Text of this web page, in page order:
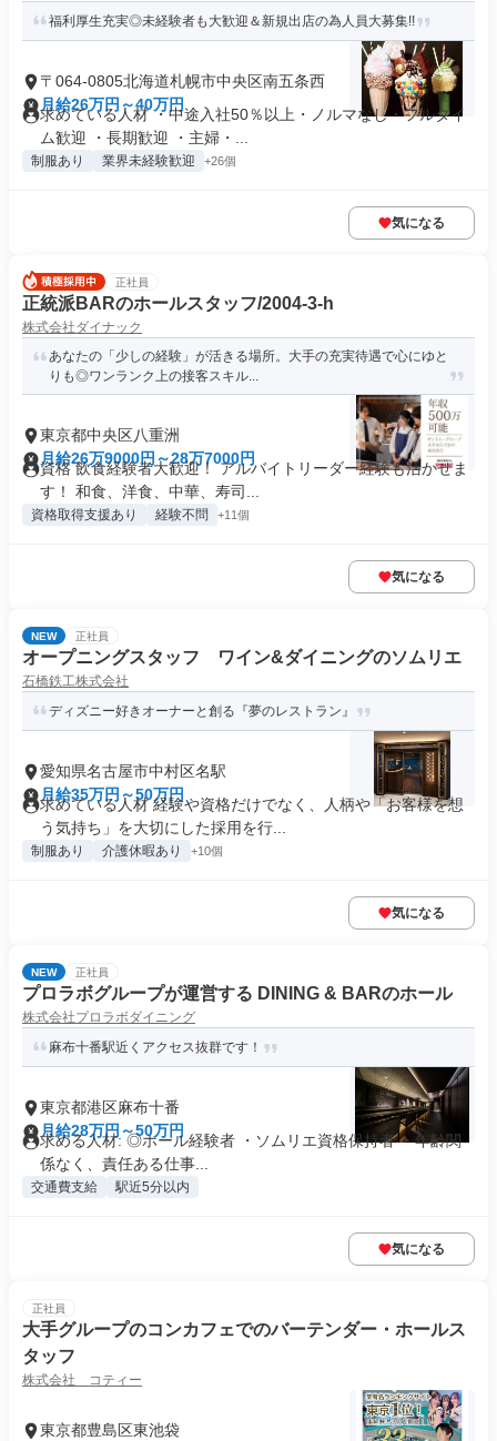
福利厚生充実◎未経験者も大歓迎＆新規出店の為人員大募集!!
〒064-0805北海道札幌市中央区南五条西
月給26万円～40万円
求めている人材 ・中途入社50％以上・ノルマなし・フルタイ
ム歓迎 ・長期歓迎 ・主婦・...
制服あり 業界未経験歓迎 +26個
気になる
正社員
正統派BARのホールスタッフ/2004-3-h
株式会社ダイナック
あなたの「少しの経験」が活きる場所。大手の充実待遇で心にゆと
りも◎ワンランク上の接客スキル...
東京都中央区八重洲
月給26万9000円～28万7000円
資格 飲食経験者大歓迎！ アルバイトリーダー経験も活かせま
す！ 和食、洋食、中華、寿司...
資格取得支援あり 経験不問 +11個
気になる
NEW 正社員
オープニングスタッフ ワイン&ダイニングのソムリエ
石橋鉄工株式会社
ディズニー好きオーナーと創る『夢のレストラン』
愛知県名古屋市中村区名駅
月給35万円～50万円
求めている人材 経験や資格だけでなく、人柄や「お客様を想
う気持ち」を大切にした採用を行...
制服あり 介護休暇あり +10個
気になる
NEW 正社員
プロラボグループが運営する DINING & BARのホール
株式会社プロラボダイニング
麻布十番駅近くアクセス抜群です！
東京都港区麻布十番
月給28万円～50万円
求める人材: ◎ホール経験者 ・ソムリエ資格保持者 ・年齢関
係なく、責任ある仕事...
交通費支給 駅近5分以内
気になる
正社員
大手グループのコンカフェでのバーテンダー・ホールス
タッフ
株式会社 コティー
東京都豊島区東池袋